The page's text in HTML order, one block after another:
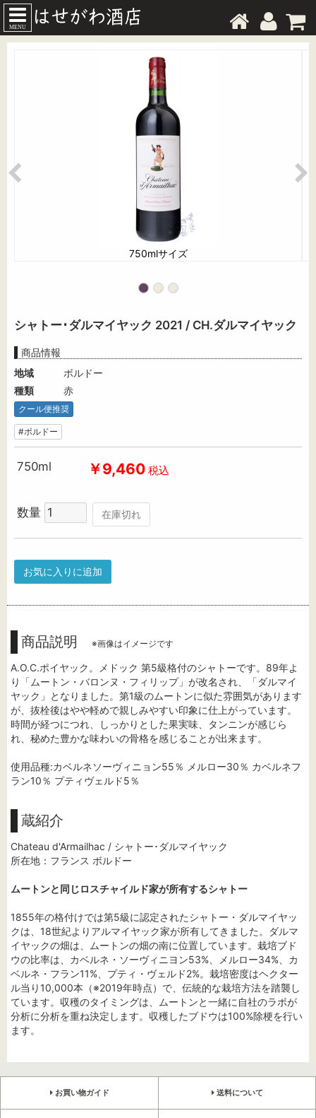
MENU
750mlサイズ
シャトー･ダルマイヤック 2021 / CH.ダルマイヤック
商品情報
地域
ボルドー
種類
赤
クール便推奨
#ボルドー
750ml ￥9,460 税込
数量 在庫切れ
お気に入りに追加
商品説明 ※画像はイメージです
A.O.C.ポイヤック。メドック 第5級格付のシャトーです。89年よ
り「ムートン・バロンヌ・フィリップ」が改名され、「ダルマイ
ヤック」となりました。第1級のムートンに似た雰囲気があります
が、抜栓後はやや軽めで親しみやすい印象に仕上がっています。
時間が経つにつれ、しっかりとした果実味、タンニンが感じら
れ、秘めた豊かな味わいの骨格を感じることが出来ます。
使用品種:カベルネソーヴィニョン55％ メルロー30％ カベルネフ
ラン10％ プティヴェルド5％
蔵紹介
Chateau d'Armailhac / シャトー･ダルマイヤック
所在地：フランス ボルドー
ムートンと同じロスチャイルド家が所有するシャトー
1855年の格付けでは第5級に認定されたシャトー・ダルマイヤッ
クは、18世紀よりアルマイヤック家が所有してきました。ダルマ
イヤックの畑は、ムートンの畑の南に位置しています。栽培ブド
ウの比率は、カベルネ・ソーヴィニヨン53%、メルロー34%、カ
ベルネ・フラン11%、プティ・ヴェルド2%。栽培密度はヘクター
ル当り10,000本（※2019年時点）で、伝統的な栽培方法を踏襲し
ています。収穫のタイミングは、ムートンと一緒に自社のラボが
分析に分析を重ね決定します。収穫したブドウは100%除梗を行い
ます。
お買い物ガイド 送料について